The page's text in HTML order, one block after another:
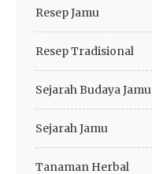
Resep Jamu
Resep Tradisional
Sejarah Budaya Jamu
Sejarah Jamu
Tanaman Herbal